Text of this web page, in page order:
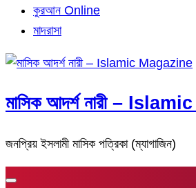
কুরআন Online
মাদরাসা
মাসিক আদর্শ নারী –
জনপ্রিয় ইসলামী মাসিক পত্রিকা (ম্যাগাজিন)